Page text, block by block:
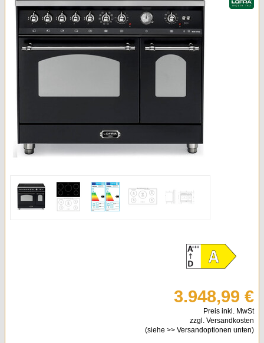
Kleingeräte & Sonstiges
Kaminöfen
3.948,99 €
Preis inkl. MwSt
zzgl. Versandkosten
(siehe >> Versandoptionen unten)